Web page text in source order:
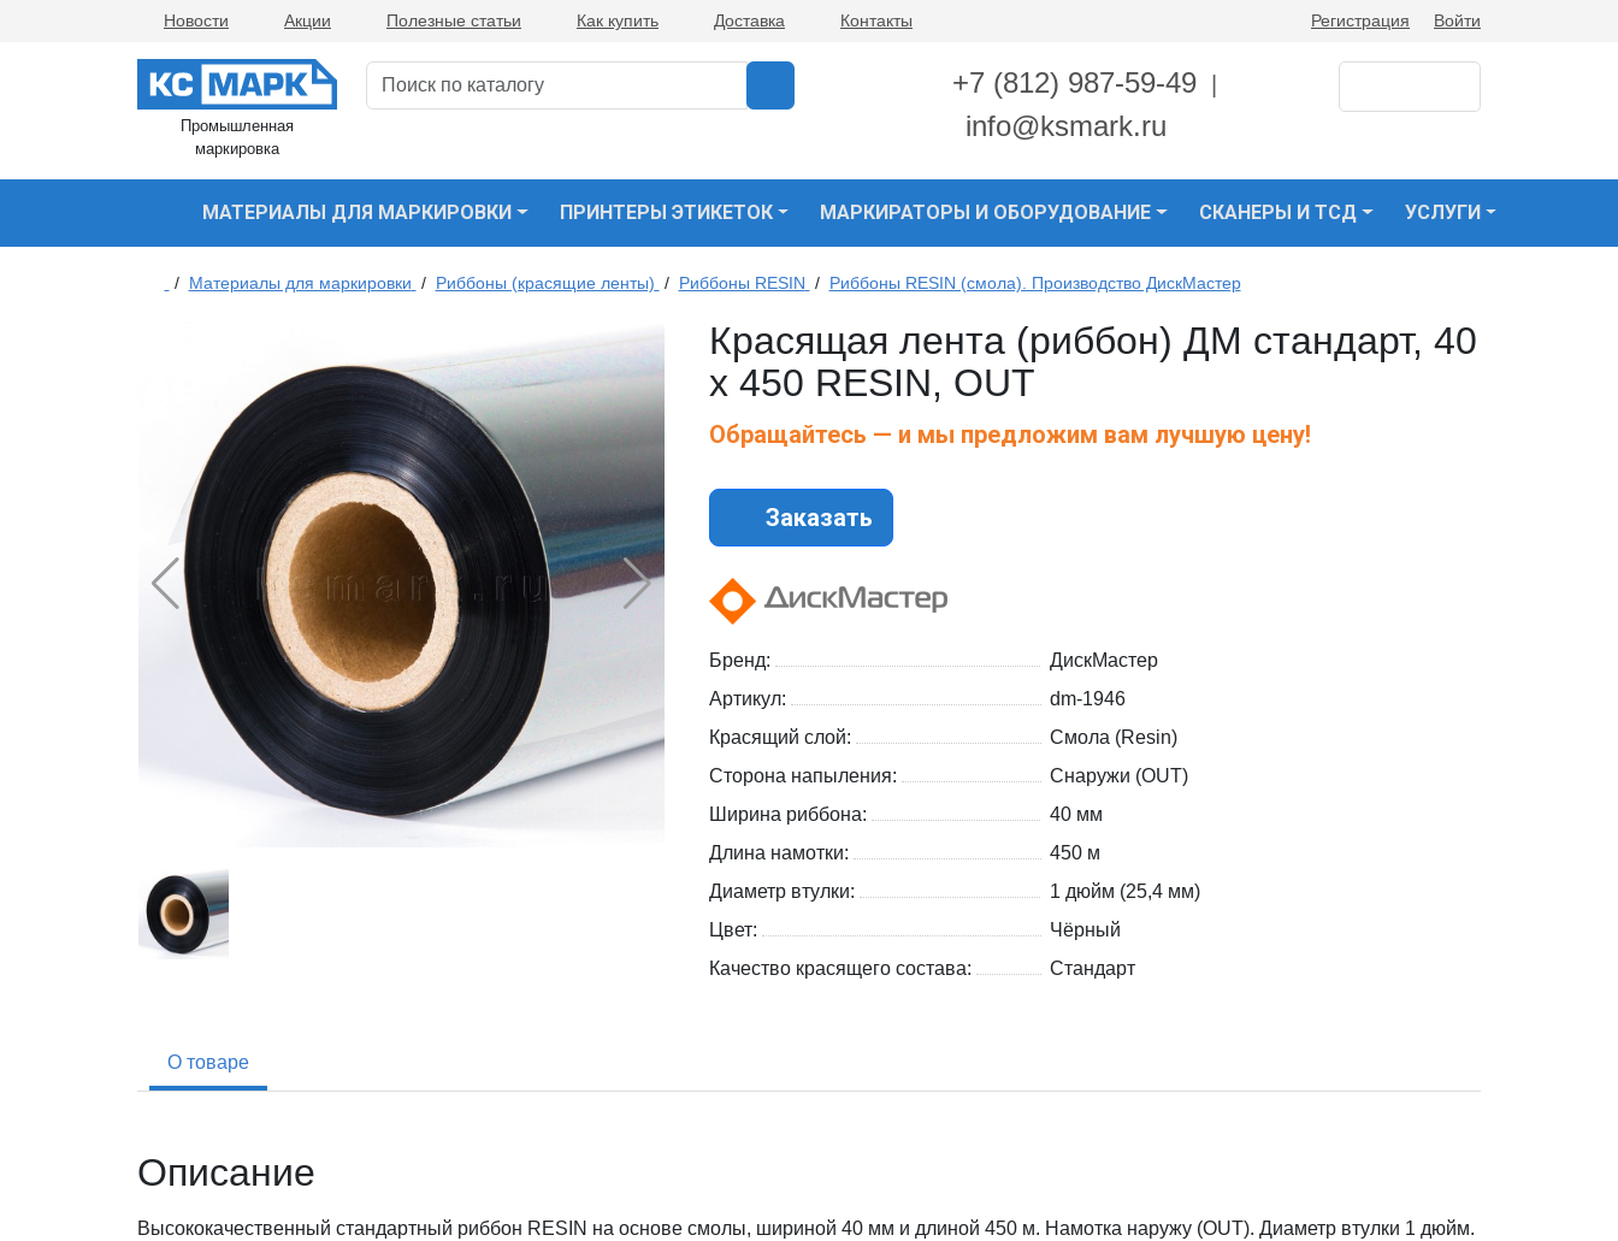
Новости Акции Полезные статьи Как купить Доставка Контакты Регистрация Войти
Промышленная
маркировка
+7 (812) 987-59-49
info@ksmark.ru
МАТЕРИАЛЫ ДЛЯ МАРКИРОВКИ ПРИНТЕРЫ ЭТИКЕТОК МАРКИРАТОРЫ И ОБОРУДОВАНИЕ СКАНЕРЫ И ТСД УСЛУГИ
/ Материалы для маркировки / Риббоны (красящие ленты) / Риббоны RESIN / Риббоны RESIN (смола). Производство ДискМастер
Красящая лента (риббон) ДМ стандарт, 40
х 450 RESIN, OUT
Обращайтесь — и мы предложим вам лучшую цену!
Заказать
Бренд:
ДискМастер
Артикул:
dm-1946
Красящий слой:
Смола (Resin)
Сторона напыления:
Снаружи (OUT)
Ширина риббона:
40 мм
Длина намотки:
450 м
Диаметр втулки:
1 дюйм (25,4 мм)
Цвет:
Чёрный
Качество красящего состава:
Стандарт
О товаре
Описание
Высококачественный стандартный риббон RESIN на основе смолы, шириной 40 мм и длиной 450 м. Намотка наружу (OUT). Диаметр втулки 1 дюйм.